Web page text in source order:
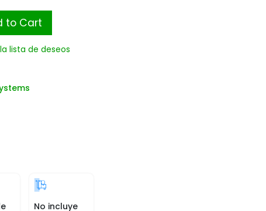
to Cart
lista de deseos
No incluye